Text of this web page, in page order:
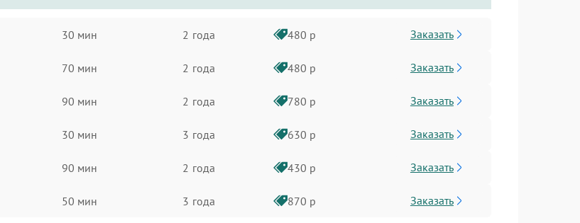
30 мин 2 года 480 р Заказать
70 мин 2 года 480 р Заказать
90 мин 2 года 780 р Заказать
30 мин 3 года 630 р Заказать
90 мин 2 года 430 р Заказать
50 мин 3 года 870 р Заказать